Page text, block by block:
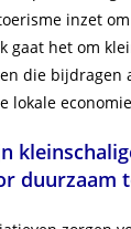
inzet
gaat het om
die bijdragen
lokale
duurzaam